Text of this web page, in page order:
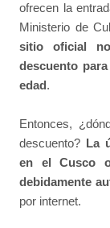
ofrecen la
Ministerio de
sitio oficial
descuento
edad.
Entonces,
descuento? La
en el Cusco
debidamente
por internet.